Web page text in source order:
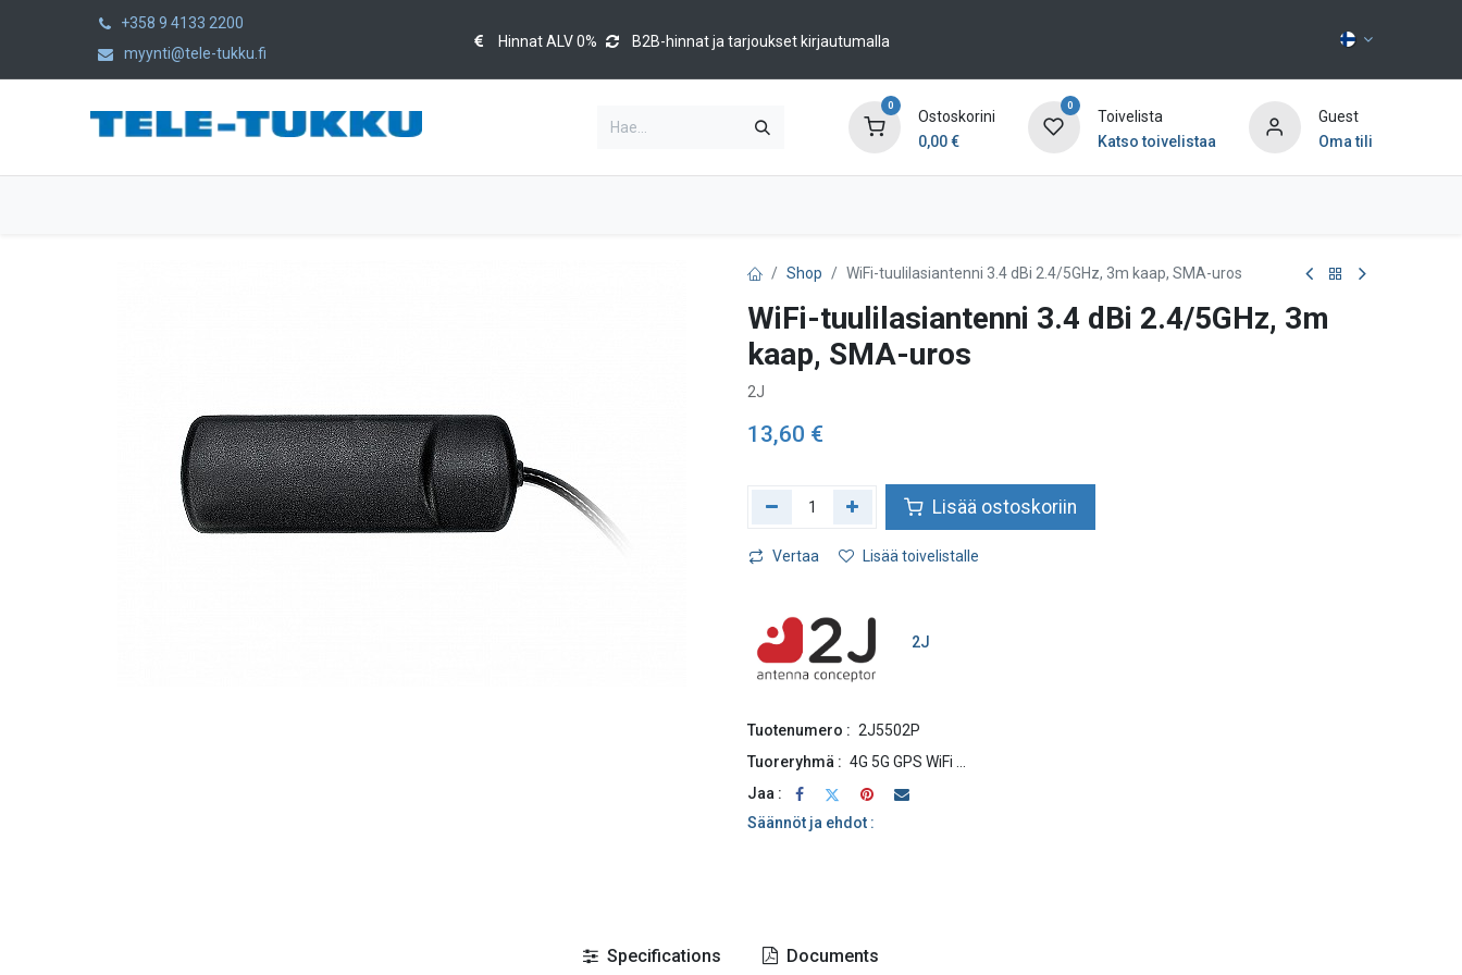
+358 9 4133 2200
myynti@tele-tukku.fi
Hinnat ALV 0% B2B-hinnat ja tarjoukset kirjautumalla
0
Ostoskorini
0,00€
0
Toivelista
Katso toivelistaa
Guest
Oma tili
Shop WiFi-tuulilasiantenni 3.4 dBi 2.4/5GHz, 3m kaap, SMA-uros
WiFi-tuulilasiantenni 3.4 dBi 2.4/5GHz, 3m
kaap, SMA-uros
2J
13,60 €
Lisää ostoskoriin
Vertaa Lisää toivelistalle
2J
Tuotenumero : 2J5502P
Tuoreryhmä : 4G 5G GPS WiFi ...
Jaa :
Säännöt ja ehdot :
Specifications Documents